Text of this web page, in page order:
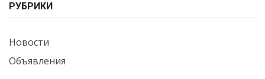
РУБРИКИ
Новости
Объявления